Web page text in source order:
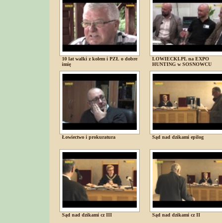
10 lat walki z kołem i PZŁ o dobre
imię
LOWIECKI.PL na EXPO
HUNTING w SOSNOWCU
Łowiectwo i prokuratura Sąd nad dzikami epilog
Sąd nad dzikami cz III Sąd nad dzikami cz II